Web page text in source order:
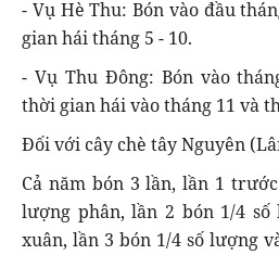
- Vụ Hè Thu: Bón vào đầu
gian hái tháng 5 - 10.
- Vụ Thu Đông: Bón vào
thời gian hái vào tháng 11 và
Đối với cây chè tây Nguyên
Cả năm bón 3 lần, lần 1
lượng phân, lần 2 bón 1/4
xuân, lần 3 bón 1/4 số lượng